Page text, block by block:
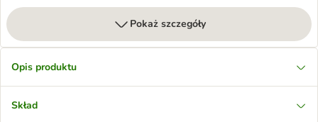
Pokaż szczegóły
Opis produktu
Skład